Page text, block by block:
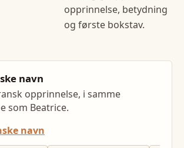
opprinnelse, betydning
og første bokstav.
navn
opprinnelse, i samme
som Beatrice.
navn